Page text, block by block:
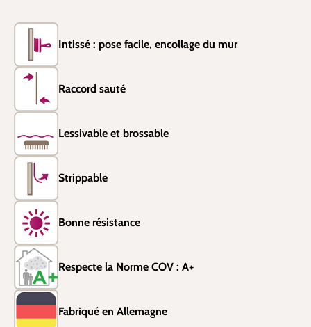
Intissé : pose facile, encollage du mur
Raccord sauté
Lessivable et brossable
Strippable
Bonne résistance
Respecte la Norme COV : A+
Fabriqué en Allemagne